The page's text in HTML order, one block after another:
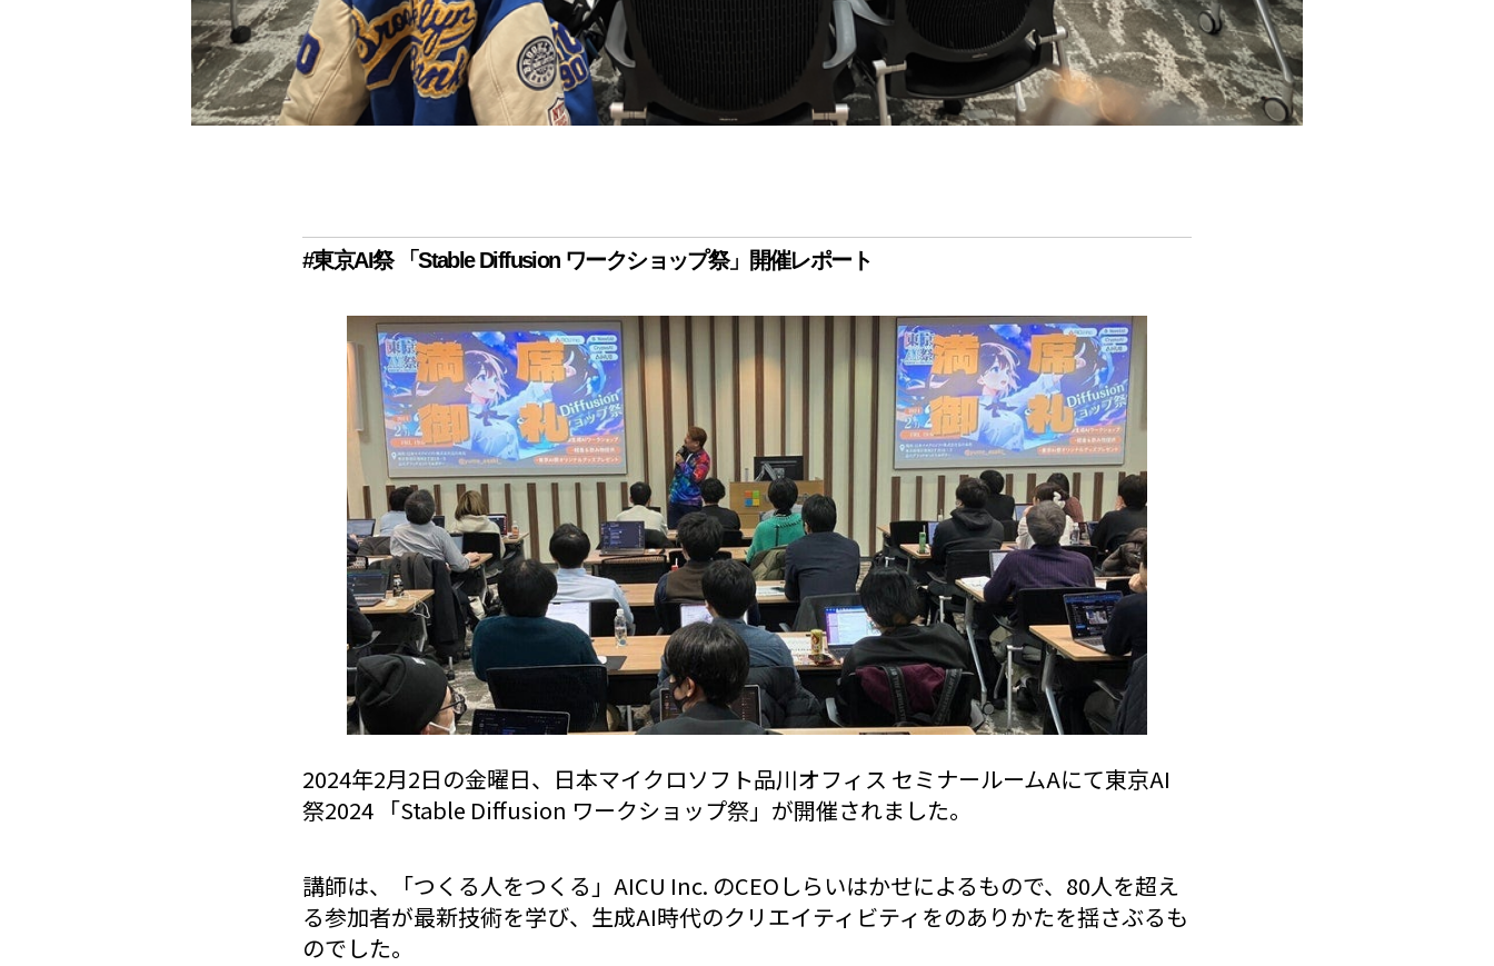
#東京AI祭 「Stable Diffusion ワークショップ祭」開催レポート
2024年2月2日の金曜日、日本マイクロソフト品川オフィス セミナールームAにて東京AI
祭2024 「Stable Diffusion ワークショップ祭」が開催されました。
講師は、「つくる人をつくる」AICU Inc. のCEOしらいはかせによるもので、80人を超え
る参加者が最新技術を学び、生成AI時代のクリエイティビティをのありかたを揺さぶるも
のでした。